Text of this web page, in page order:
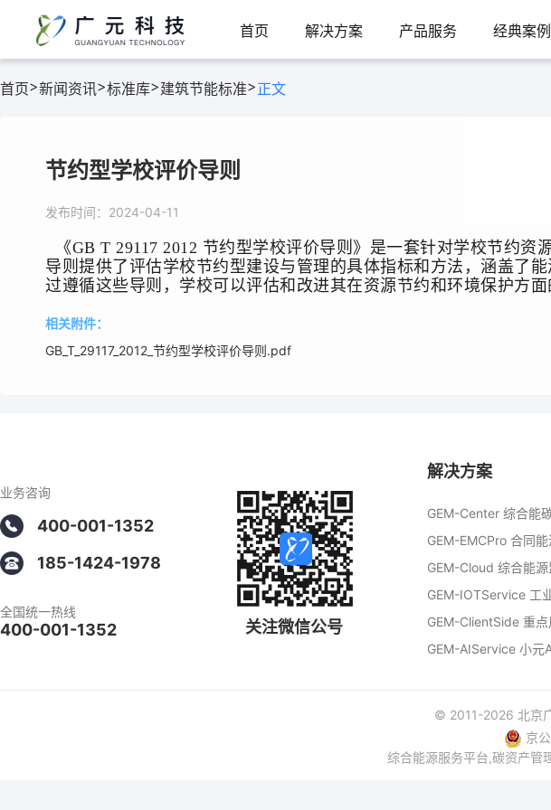
首页 解决方案 产品服务 经典案例
首页>新闻资讯>标准库>建筑节能标准>正文
节约型学校评价导则
发布时间：2024-04-11
导则提供了评估学校节约型建设与管理的具体指标和方法，涵盖了
过遵循这些导则，学校可以评估和改进其在资源节约和环境保护方
相关附件：
GB_T_29117_2012_节约型学校评价导则.pdf
业务咨询
400-001-1352
185-1424-1978
全国统一热线
400-001-1352 关注微信公号
解决方案
GEM-Center 综合能
GEM-EMCPro 合同
GEM-Cloud 综合能
GEM-IOTService 工
GEM-ClientSide 重
GEM-AIService 小元
© 2011-2026 北京
京
综合能源服务平台,碳资产管